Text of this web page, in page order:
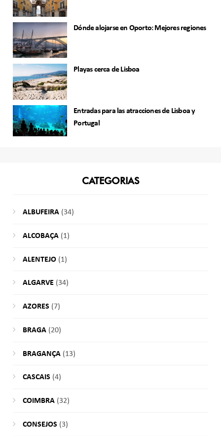
Dónde alojarse en Oporto: Mejores regiones
Playas cerca de Lisboa
Entradas para las atracciones de Lisboa y
Portugal
CATEGORIAS
ALBUFEIRA(34)
ALCOBAÇA(1)
ALENTEJO(1)
ALGARVE (34)
AZORES (7)
BRAGA(20)
BRAGANÇA(13)
CASCAIS (4)
COIMBRA(32)
CONSEJOS (3)